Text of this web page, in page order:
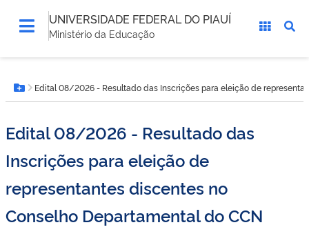
UNIVERSIDADE FEDERAL DO PIAUÍ
Ministério da Educação
está
aqui:Botão Menu
Edital 08/2026 - Resultado das Inscrições para eleição de
Edital 08/2026 - Resultado das
Inscrições para eleição de
representantes discentes no
Conselho Departamental do CCN